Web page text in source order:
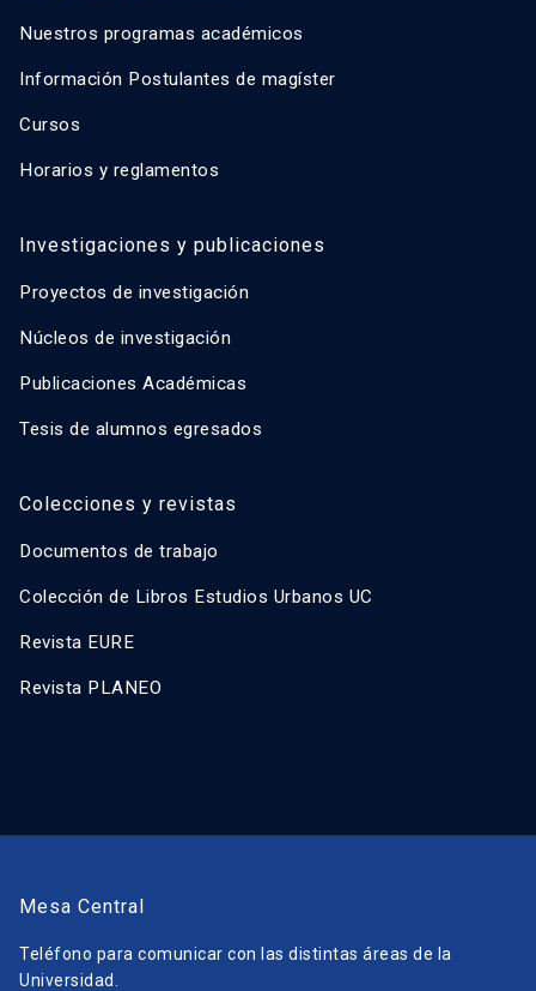
Nuestros programas académicos
Información Postulantes de magíster
Cursos
Horarios y reglamentos
Investigaciones y publicaciones
Proyectos de investigación
Núcleos de investigación
Publicaciones Académicas
Tesis de alumnos egresados
Colecciones y revistas
Documentos de trabajo
Colección de Libros Estudios Urbanos UC
Revista EURE
Revista PLANEO
Mesa Central
Teléfono para comunicar con las distintas áreas de la
Universidad.